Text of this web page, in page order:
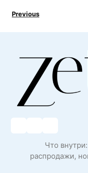
Previous
Что
распродажи,